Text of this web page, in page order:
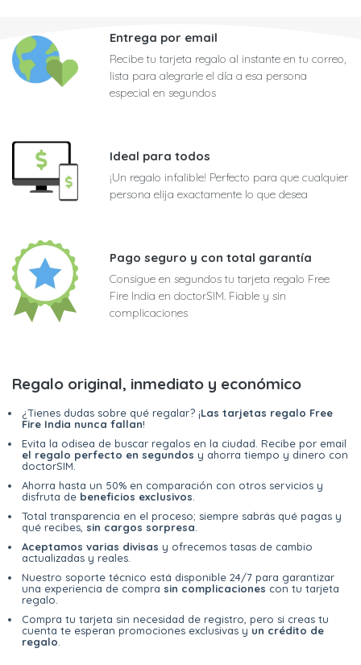
Entrega por email
Recibe tu tarjeta regalo al instante en tu correo,
lista para alegrarle el día a esa persona
especial en segundos
Ideal para todos
¡Un regalo infalible! Perfecto para que cualquier
persona elija exactamente lo que desea
Pago seguro y con total garantía
Consigue en segundos tu tarjeta regalo Free
Fire India en doctorSIM. Fiable y sin
complicaciones
Regalo original, inmediato y económico
¿Tienes dudas sobre qué regalar? ¡Las tarjetas regalo Free
Fire India nunca fallan!
Evita la odisea de buscar regalos en la ciudad. Recibe por email
el regalo perfecto en segundos y ahorra tiempo y dinero con
doctorSIM.
Ahorra hasta un 50% en comparación con otros servicios y
disfruta de beneficios exclusivos
Total transparencia en el proceso; siempre sabrás qué pagas y
qué recibes, sin cargos sorpresa
Aceptamos varias divisas y ofrecemos tasas de cambio
actualizadas y reales.
Nuestro soporte técnico está disponible 24/7 para garantizar
una experiencia de compra sin complicaciones con tu tarjeta
regalo.
Compra tu tarjeta sin necesidad de registro, pero si creas tu
cuenta te esperan promociones exclusivas yun crédito de
regalo